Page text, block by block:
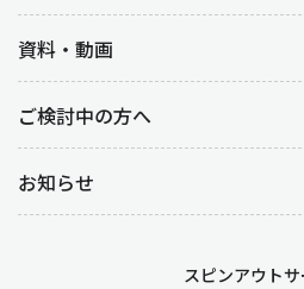
資料・動画
ご検討中の方へ
お知らせ
スピンアウト